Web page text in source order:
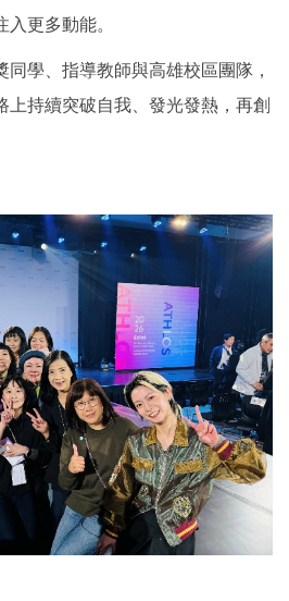
入更多動能。
學、指導教師與高雄校區團隊，
上持續突破自我、發光發熱，再創